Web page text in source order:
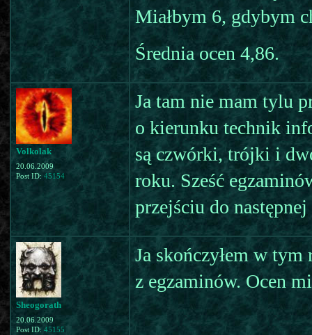
Miałbym 6, gdybym
Średnia ocen 4,86.
Volkolak
20.06.2009
Post ID: 45154
Ja tam nie mam tylu
o kierunku technik
są czwórki, trójki i
roku. Sześć
przejściu do
Sheogorath
20.06.2009
Post ID: 45155
Ja skończyłem w
z egzaminów. Ocen